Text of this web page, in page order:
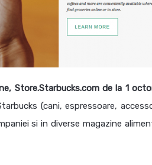
Store.Starbucks.com de la 1
(cani, espressoare,
si in diverse magazine